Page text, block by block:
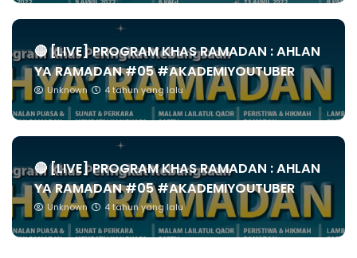
🔴 [LIVE] PROGRAM KHAS RAMADAN : AHLAN
YA RAMADAN #05 #AKADEMIYOUTUBER
Unknown 4 tahun yang lalu
🔴 [LIVE] PROGRAM KHAS RAMADAN : AHLAN
YA RAMADAN #05 #AKADEMIYOUTUBER
Unknown 4 tahun yang lalu